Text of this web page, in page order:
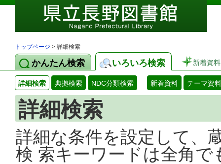
トップページ > 詳細検索
かんたん検索 いろいろ検索 新着資料
詳細検索 典拠検索 NDC分類検索 新着資料 テーマ資料
詳細検索
詳細な条件を設定して、
検 索キーワードは全角